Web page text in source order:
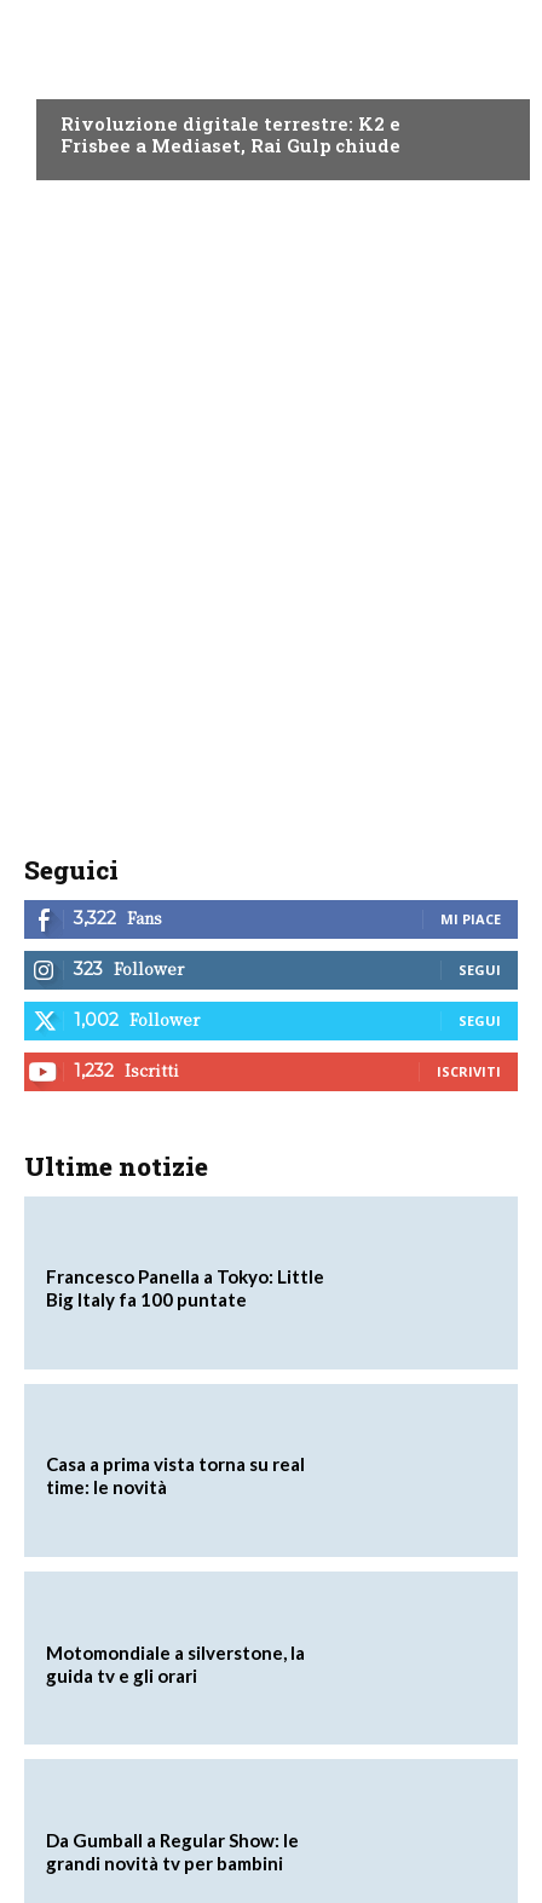
Rivoluzione digitale terrestre: K2 e
Frisbee a Mediaset, Rai Gulp chiude
Seguici
3,322 Fans MI PIACE
323 Follower SEGUI
1,002 Follower SEGUI
1,232 Iscritti ISCRIVITI
Ultime notizie
Francesco Panella a Tokyo: Little
Big Italy fa 100 puntate
Casa a prima vista torna su real
time: le novità
Motomondiale a silverstone, la
guida tv e gli orari
Da Gumball a Regular Show: le
grandi novità tv per bambini